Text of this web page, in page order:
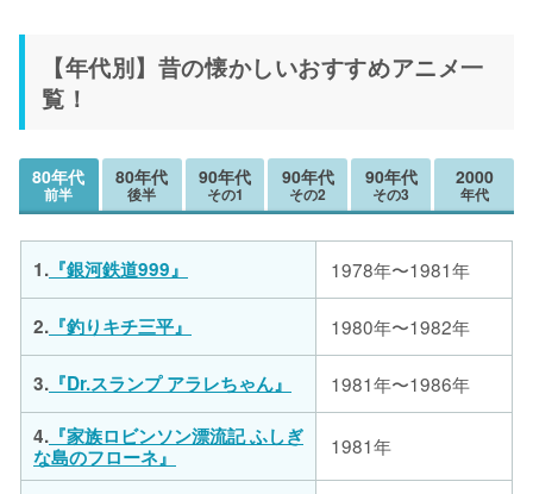
【年代別】昔の懐かしいおすすめアニメ一
覧！
80年代
前半
1. 『銀河鉄道999』 1978年〜1981年
2. 『釣りキチ三平』 1980年〜1982年
3. 『Dr.スランプ アラレちゃん』
1981年〜1986年
4. 『家族ロビンソン漂流記 ふしぎ
な島のフローネ』
1981年
80年代
後半
90年代
その1
90年代
その2
90年代
その3
2000
年代